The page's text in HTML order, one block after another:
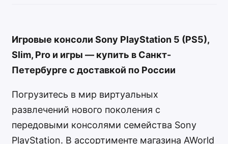
Игровые консоли Sony PlayStation 5 (PS5),
Slim, Pro и игры — купить в Санкт-
Петербурге с доставкой по России
Погрузитесь в мир виртуальных
развлечений нового поколения с
передовыми консолями семейства Sony
PlayStation. В ассортименте магазина AWorld